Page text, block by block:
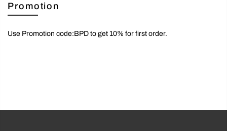
Promotion
Use Promotion code:BPD to get 10% for first order.